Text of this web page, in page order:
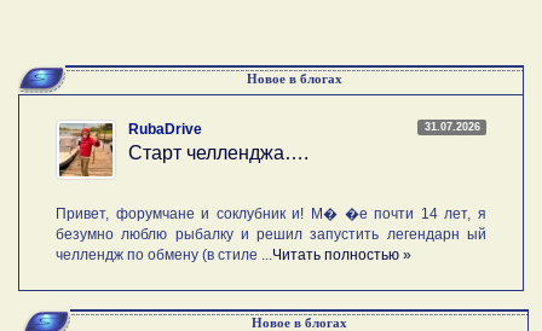
Новое в блогах
31.07.2026
RubaDrive
Старт челленджа….
Привет, форумчане и соклубник и! М� �е почти 14 лет, я
безумно люблю рыбалку и решил запустить легендарн ый
челлендж по обмену (в стиле ... Читать полностью »
Новое в блогах